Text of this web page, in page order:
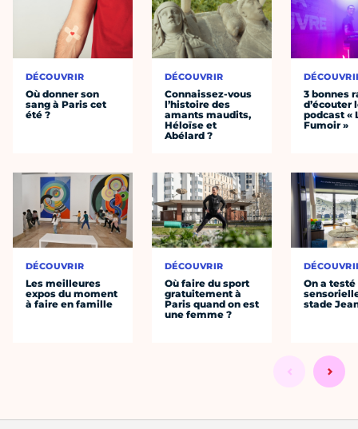
DÉCOUVRIR
Où donner son
sang à Paris cet
été ?
DÉCOUVRIR
Les meilleures
expos du moment
à faire en famille
DÉCOUVRIR
Connaissez-vous
l’histoire des
amants maudits,
Héloïse et
Abélard ?
DÉCOUVRIR
Où faire du sport
gratuitement à
Paris quand on est
une femme ?
3 bonnes
d’écouter
podcast «
Fumoir »
On a
stade